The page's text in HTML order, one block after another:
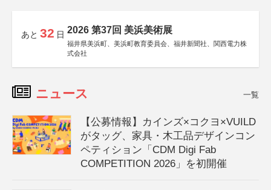
あと 32 日 2026 第37回 美浜美術展
福井県美浜町、美浜町教育委員会、福井新聞社、関西電力株
式会社
ニュース 一覧
【公募情報】カインズ×コクヨ×VUILD
がタッグ、家具・木工品デザインコン
ペティション「CDM Digi Fab
COMPETITION 2026」を初開催